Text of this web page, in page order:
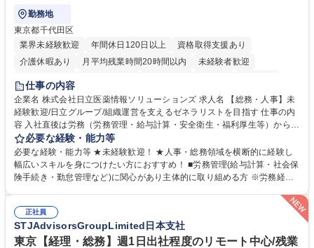
勤務地
東京都千代田区
業界未経験歓迎
年間休日120日以上
資格取得支援あり
介護休暇あり
月平均残業時間20時間以内
未経験者歓迎
住宅手当あり
育休あり
完全週休2日制 交通費支給 土日祝休み 寮・社宅あり
仕事の内容
企業名 株式会社日立医薬情報ソリューションズ 求人名 【総務・人事】未
経験歓迎/日立グループ/組織運営を支えるゼネラリストを目指す 仕事の内
容 入社直後は労務（労務管理・給与計算・安全衛生・福利厚生等）からお
任せいたします。将来は総務・採用・教育業務へ守備範囲を広げ、組織運
営を支えるゼネラリストをめざせます。 ・初期業務：労働時間管理、給与
計算、社会保険対応、福利厚生管理、安全衛生、健康経営推進等をお任せ
します。ご経験に応じて、休職者管理など、幅広く経験を積んでいただき
★メンバーがマンツーマンで丁寧に教えるため、ご経験が浅くても安心！
幅広く経験を積みたい意欲がある方に最適な環境です。 募集職種 【総
務・人事】未経験歓迎/日立グループ/組織運営を支えるゼネラリストを目
指す
必要な経験・能力等
必要な経験・能力等 ★未経験歓迎！ ★人事・総務領域を横断的に経験し
幅広いスキルを身につけたい方におすすめ！ ■労務管理(給与計算・社会保
険手続き・勤怠管理など)に関心があり主体的に取り組める方 ※労務経験
マネジメント職として活躍したい 【尚可】■人事、労務、採用、教育業務
のご経験 ■労務管理（給与計算・社会保険手続き・勤怠管理など）の経験
■衛生管理者の資格をお持ちの方 学歴・資格 学歴：大学院 大学 高専 短大
専修学校 高校 語学力： 資格：
正社員
STJAdvisorsGroupLimited日本支社
東京【経理・総務】週1日出社程度のリモート中心/残業